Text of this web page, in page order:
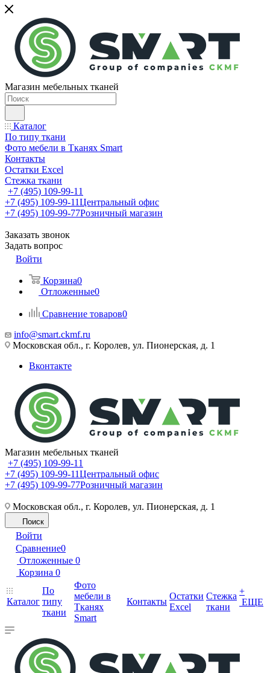
Магазин мебельных тканей
Каталог
По типу ткани
Фото мебели в Тканях Smart
Контакты
Остатки Excel
Стежка ткани
+7 (495) 109-99-11
+7 (495) 109-99-11Центральный офис
+7 (495) 109-99-77Розничный магазин
Заказать звонок
Задать вопрос
Войти
Корзина0
Отложенные0
Сравнение товаров0
info@smart.ckmf.ru
Московская обл., г. Королев, ул. Пионерская, д. 1
Вконтакте
Магазин мебельных тканей
+7 (495) 109-99-11
+7 (495) 109-99-11Центральный офис
+7 (495) 109-99-77Розничный магазин
Московская обл., г. Королев, ул. Пионерская, д. 1
Поиск
Войти
Сравнение0
Отложенные 0
Корзина 0
Каталог
По
типу
ткани
Фото
мебели в
Тканях
Smart
Контакты
Остатки
Excel
Стежка
ткани
+
ЕЩЕ